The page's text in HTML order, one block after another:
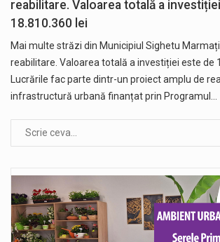
reabilitare. Valoarea totală a
18.810.360 lei
Mai multe străzi din Municipiul Sighetu
reabilitare. Valoarea totală a investiției este de
Lucrările fac parte dintr-un proiect amplu de
infrastructură urbană finanțat prin Programul…